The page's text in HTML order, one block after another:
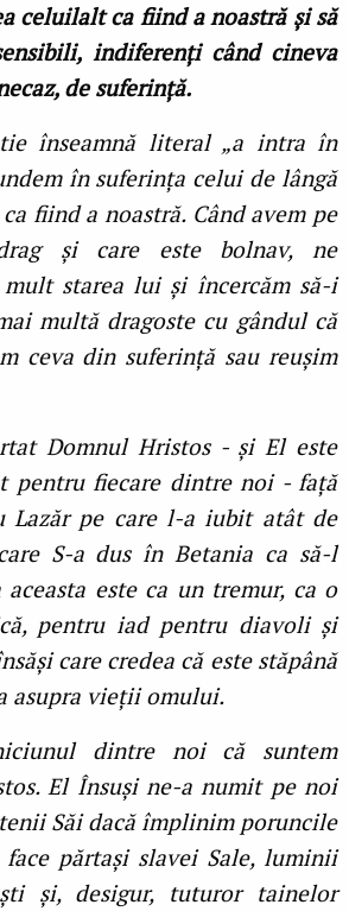
celuilalt ca fiind a noastră și să
indiferenți când cineva
de suferință.
înseamnă literal „a intra în
în suferința celui de lângă
fiind a noastră. Când avem pe
și care este bolnav, ne
starea lui și încercăm să-i
multă dragoste cu gândul că
ceva din suferință sau reușim
Domnul Hristos - și El este
pentru fiecare dintre noi - față
Lazăr pe care l-a iubit atât de
S-a dus în Betania ca să-l
este ca un tremur, ca o
pentru iad pentru diavoli și
care credea că este stăpână
asupra vieții omului.
dintre noi că suntem
El Însuși ne-a numit pe noi
Săi dacă împlinim poruncile
părtași slavei Sale, luminii
și, desigur, tuturor tainelor